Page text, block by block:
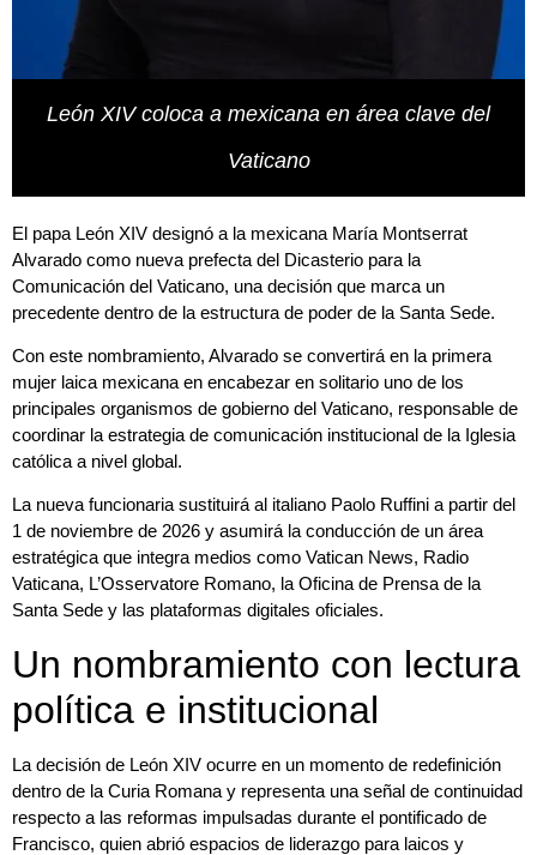
León XIV coloca a mexicana en área clave del
Vaticano
El papa León XIV designó a la mexicana María Montserrat
Alvarado como nueva prefecta del Dicasterio para la
Comunicación del Vaticano, una decisión que marca un
precedente dentro de la estructura de poder de la Santa Sede.
Con este nombramiento, Alvarado se convertirá en la primera
mujer laica mexicana en encabezar en solitario uno de los
principales organismos de gobierno del Vaticano, responsable de
coordinar la estrategia de comunicación institucional de la Iglesia
católica a nivel global.
La nueva funcionaria sustituirá al italiano Paolo Ruffini a partir del
1 de noviembre de 2026 y asumirá la conducción de un área
estratégica que integra medios como Vatican News, Radio
Vaticana, L’Osservatore Romano, la Oficina de Prensa de la
Santa Sede y las plataformas digitales oficiales.
Un nombramiento con lectura
política e institucional
La decisión de León XIV ocurre en un momento de redefinición
dentro de la Curia Romana y representa una señal de continuidad
respecto a las reformas impulsadas durante el pontificado de
Francisco, quien abrió espacios de liderazgo para laicos y